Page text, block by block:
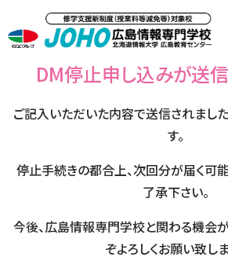
DM停止申し込みが送
ご記入いただいた内容で送信されました
す。
停止手続きの都合上、次回分が届く可
了承下さい。
今後、広島情報専門学校と関わる機会が
ぞよろしくお願い致しま